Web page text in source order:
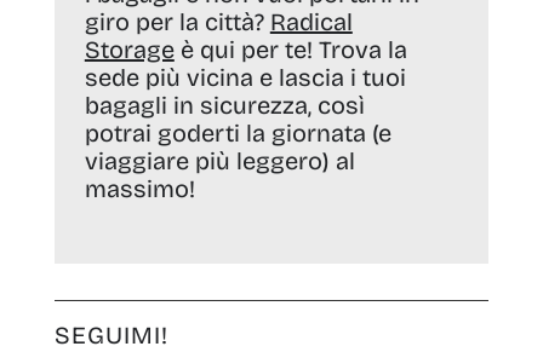
giro per la città? Radical
Storageè qui per te! Trova la
sede più vicina e lascia i tuoi
bagagli in sicurezza, così
potrai goderti la giornata (e
viaggiare più leggero) al
massimo!
SEGUIMI!